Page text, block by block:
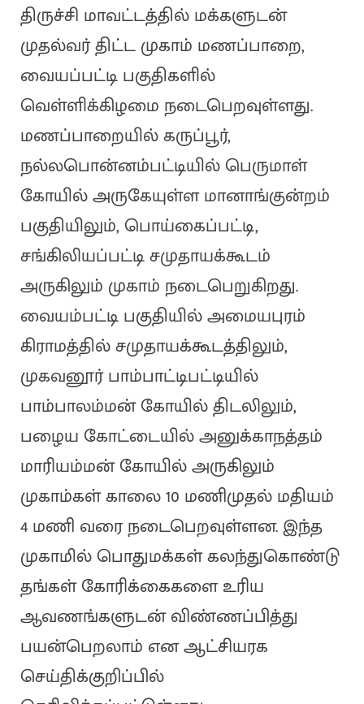
திருச்சி மாவட்டத்தில் மக்களுடன்
முதல்வர் திட்ட முகாம் மணப்பாறை,
வையப்பட்டி பகுதிகளில்
வெள்ளிக்கிழமை நடைபெறவுள்ளது.
மணப்பாறையில் கருப்பூர்,
நல்லபொன்னம்பட்டியில் பெருமாள்
கோயில் அருகேயுள்ள மானாங்குன்றம்
பகுதியிலும், பொய்கைப்பட்டி,
சங்கிலியப்பட்டி சமுதாயக்கூடம்
அருகிலும் முகாம் நடைபெறுகிறது.
வையம்பட்டி பகுதியில் அமையபுரம்
கிராமத்தில் சமுதாயக்கூடத்திலும்,
முகவனூர் பாம்பாட்டிபட்டியில்
பாம்பாலம்மன் கோயில் திடலிலும்,
பழைய கோட்டையில் அனுக்காநத்தம்
மாரியம்மன் கோயில் அருகிலும்
முகாம்கள் காலை 10 மணிமுதல் மதியம்
4 மணி வரை நடைபெறவுள்ளன. இந்த
முகாமில் பொதுமக்கள் கலந்துகொண்டு
தங்கள் கோரிக்கைகளை உரிய
ஆவணங்களுடன் விண்ணப்பித்து
பயன்பெறலாம் என ஆட்சியரக
செய்திக்குறிப்பில்